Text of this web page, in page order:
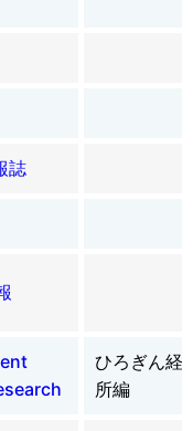
誌
ひろぎん経
所編